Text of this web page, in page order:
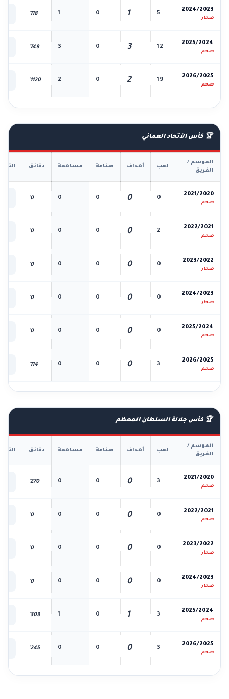
2024/2023
صحار
5
1
0
1
118'
2025/2024
صحم
12
3
0
3
749'
2026/2025
صحم
19
2
0
2
1120'
🏆 كأس الأتحاد العماني
الموسم /
الفريق
لعب أهداف صناعة مساهمة دقائق
2021/2020
صحم
0
0
0
0
0'
2022/2021
صحم
2
0
0
0
0'
2023/2022
صحار
0
0
0
0
0'
2024/2023
صحار
0
0
0
0
0'
2025/2024
صحم
0
0
0
0
0'
2026/2025
صحم
3
0
0
0
114'
🏆 كأس جلالة السلطان المعظم
الموسم /
الفريق
لعب أهداف صناعة مساهمة دقائق
2021/2020
صحم
3
0
0
0
270'
2022/2021
صحم
0
0
0
0
0'
2023/2022
صحار
0
0
0
0
0'
2024/2023
صحار
0
0
0
0
0'
2025/2024
صحم
3
1
0
1
303'
2026/2025
صحم
3
0
0
0
245'